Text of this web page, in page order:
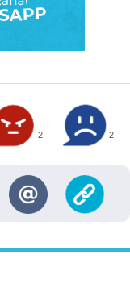
2 2